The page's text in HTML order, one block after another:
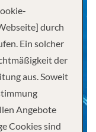
durch
Ein solcher
der
aus. Soweit
Angebote
Cookies sind